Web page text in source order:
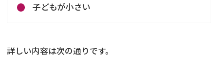
子どもが小さい
詳しい内容は次の通りです。